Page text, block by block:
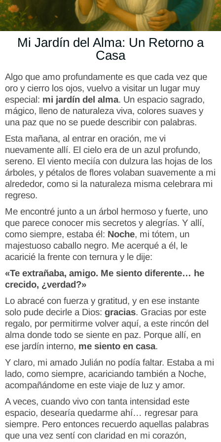
Mi Jardín del Alma: Un Retorno a
Casa
Algo que amo profundamente es que cada vez que
oro y cierro los ojos, vuelvo a visitar un lugar muy
especial: mi jardín del alma. Un espacio sagrado,
mágico, lleno de naturaleza viva, colores suaves y
una paz que no se puede describir con palabras.
Esta mañana, al entrar en oración, me vi
nuevamente allí. El cielo era de un azul profundo,
sereno. El viento meciía con dulzura las hojas de los
árboles, y pétalos de flores volaban suavemente a mi
alrededor, como si la naturaleza misma celebrara mi
regreso.
Me encontré junto a un árbol hermoso y fuerte, uno
que parece conocer mis secretos y alegrías. Y allí,
como siempre, estaba él: Noche, mi tótem, un
majestuoso caballo negro. Me acerqué a él, le
acaricié la frente con ternura y le dije:
«Te extrañaba, amigo. Me siento diferente… he
crecido, ¿verdad?»
Lo abracé con fuerza y gratitud, y en ese instante
solo pude decirle a Dios: gracias. Gracias por este
regalo, por permitirme volver aquí, a este rincón del
alma donde todo se siente en paz. Porque allí, en
ese jardín interno, me siento en casa.
Y claro, mi amado Julián no podía faltar. Estaba a mi
lado, como siempre, acariciando también a Noche,
acompañándome en este viaje de luz y amor.
A veces, cuando vivo con tanta intensidad este
espacio, desearía quedarme ahí… regresar para
siempre. Pero entonces recuerdo aquellas palabras
que una vez sentí con claridad en mi corazón,